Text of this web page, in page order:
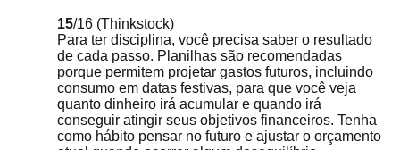
15/16 (Thinkstock)
Para ter disciplina, você precisa saber o resultado
de cada passo. Planilhas são recomendadas
porque permitem projetar gastos futuros, incluindo
consumo em datas festivas, para que você veja
quanto dinheiro irá acumular e quando irá
conseguir atingir seus objetivos financeiros. Tenha
como hábito pensar no futuro e ajustar o orçamento